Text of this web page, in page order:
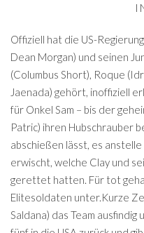
Offiziell hat die US-
Dean Morgan) und seinen
(Columbus Short), Roque
Jaenada) gehört, inoffiziell
für Onkel Sam – bis der
Patric) ihren Hubschrauber
abschießen lässt, es
erwischt, welche Clay und
gerettet hatten. Für tot
Elitesoldaten unter.Kurze
Saldana) das Team